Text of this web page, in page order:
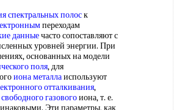
спектральных полоск
переходам
данныечасто сопоставляют с
уровней энергии. При
основанных на модели
поля, для
иона металлаиспользуют
отталкивания,
свободного газовогоиона, т. е.
Эти параметры, как